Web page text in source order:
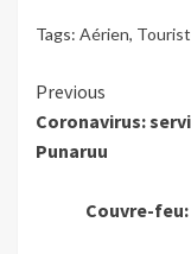
Tags: Aérien,
Continue
Reading
Previous
Coronavirus:
Punaruu
Couvre-